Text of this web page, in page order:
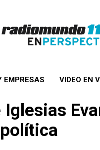
EMPRESAS VIDEO EN